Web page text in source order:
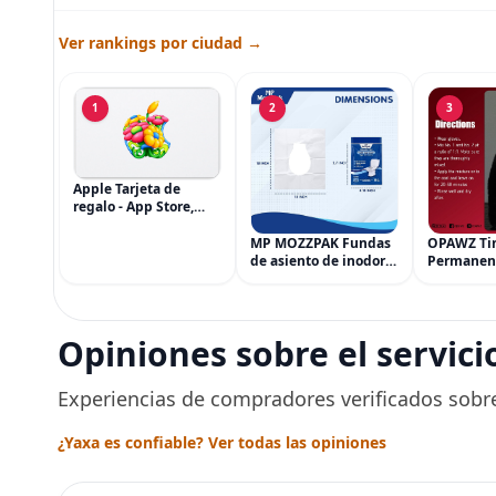
Ver rankings por ciudad →
1
Apple Tarjeta de
regalo - App Store,
2
MP MOZZPAK Fundas
de asiento de inodoro
para entrenamiento
3
OPAWZ
una
Opiniones sobre el
Experiencias de compradores verificados
¿Yaxa es confiable? Ver todas las opiniones